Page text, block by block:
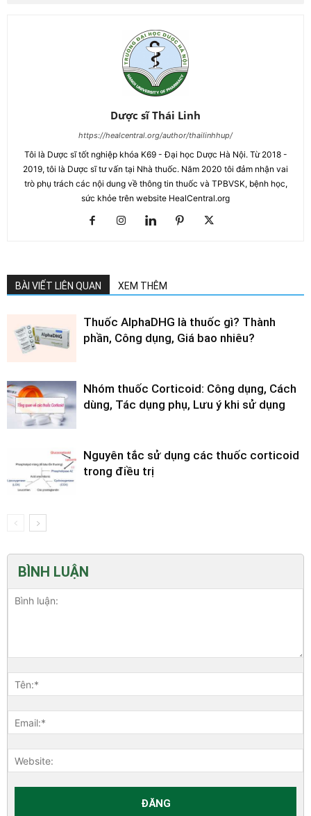
Dược sĩ Thái Linh
https://healcentral.org/author/thailinhhup/
Tôi là Dược sĩ tốt nghiệp khóa K69 - Đại học Dược Hà Nội. Từ 2018 -
2019, tôi là Dược sĩ tư vấn tại Nhà thuốc. Năm 2020 tôi đảm nhận vai
trò phụ trách các nội dung về thông tin thuốc và TPBVSK, bệnh học,
sức khỏe trên website HealCentral.org
BÀI VIẾT LIÊN QUAN XEM THÊM
Thuốc AlphaDHG là thuốc gì? Thành
phần, Công dụng, Giá bao nhiêu?
Nhóm thuốc Corticoid: Công dụng, Cách
dùng, Tác dụng phụ, Lưu ý khi sử dụng
Nguyên tắc sử dụng các thuốc corticoid
trong điều trị
BÌNH LUẬN